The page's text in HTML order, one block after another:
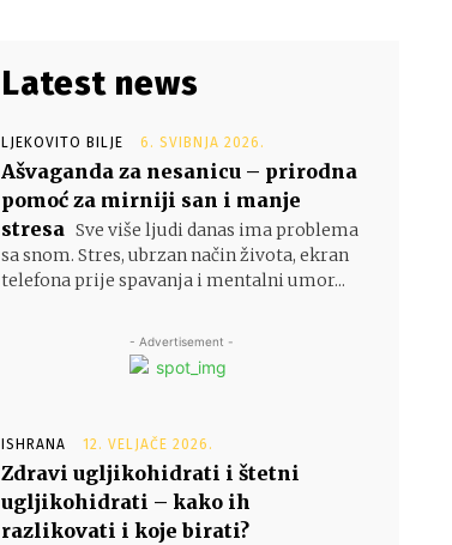
Latest news
LJEKOVITO BILJE 6. SVIBNJA 2026.
Ašvaganda za nesanicu – prirodna
pomoć za mirniji san i manje
stresa Sve više ljudi danas ima problema
sa snom. Stres, ubrzan način života, ekran
telefona prije spavanja i mentalni umor...
- Advertisement -
ISHRANA 12. VELJAČE 2026.
Zdravi ugljikohidrati i štetni
ugljikohidrati – kako ih
razlikovati i koje birati?